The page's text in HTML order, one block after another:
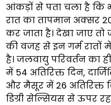
आंकड़ों से पता चला है कि
रात का तापमान अक्सर
कर जाता है। देखा जाए
की वजह से इन गर्म रातों
है। जलवायु परिवर्तन का
में 54 अतिरिक्त दिन,
और मैसूर में 26 अतिरिक्त
डिग्री सेल्सियस से ऊपर